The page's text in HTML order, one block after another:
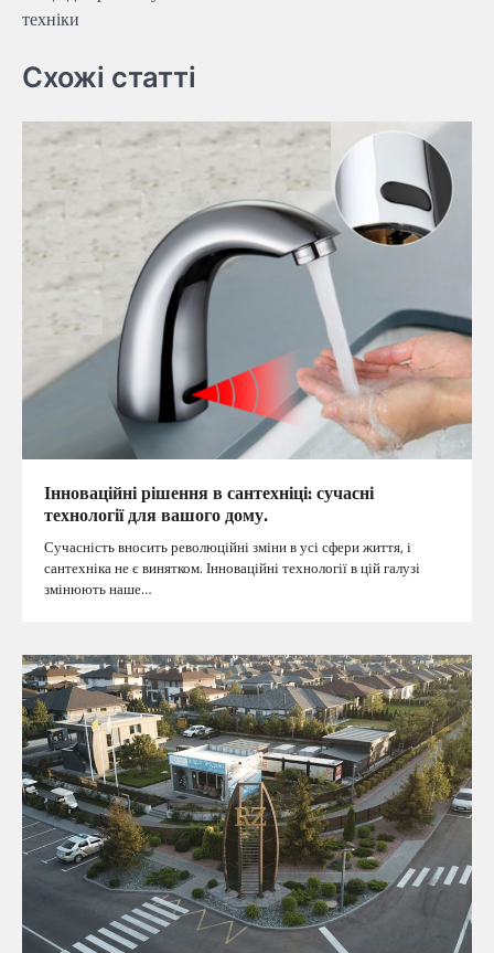
техніки
Схожі статті
Інноваційні рішення в сантехніці: сучасні
технології для вашого дому.
Сучасність вносить революційні зміни в усі сфери життя, і
сантехніка не є винятком. Інноваційні технології в цій галузі
змінюють наше…